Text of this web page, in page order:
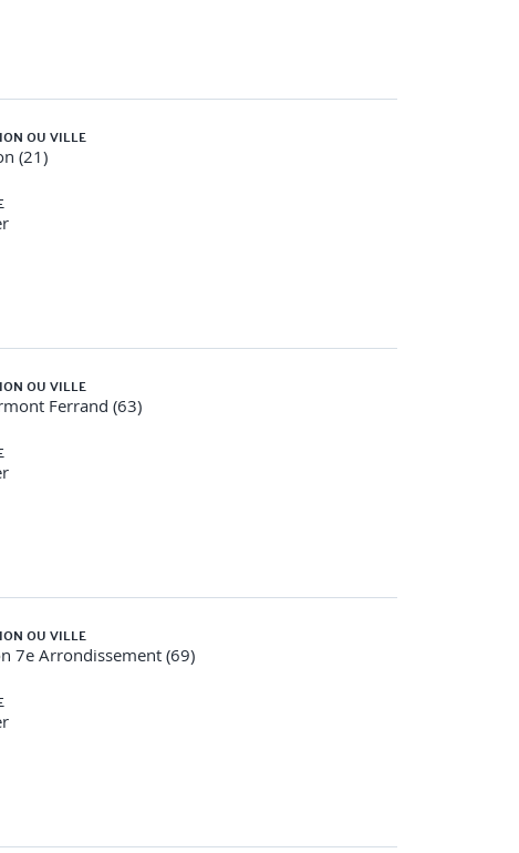
réponses est attendu
OU VILLE
(21)
OU VILLE
Ferrand (63)
OU VILLE
7e Arrondissement (69)